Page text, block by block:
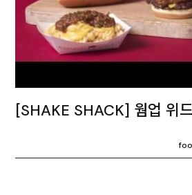
[SHAKE SHACK] 웜업 위